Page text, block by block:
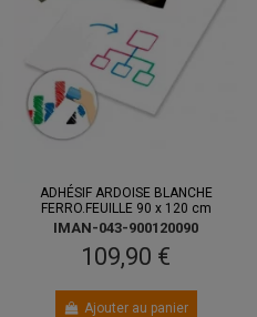
ADHÉSIF ARDOISE BLANCHE
FERRO.FEUILLE 90 x 120 cm
IMAN-043-900120090
109,90 €
Ajouter au panier